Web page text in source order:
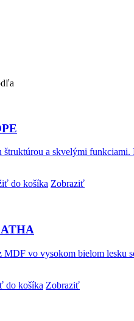
a skvelými
do košíka Zobraziť
vo vysokom bielom lesku
do košíka Zobraziť